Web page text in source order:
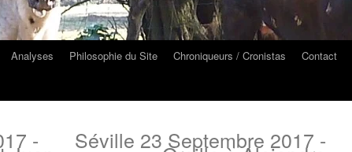
Analyses Philosophie du Site Chroniqueurs / Cronistas Contact
- Séville 23 Septembre 2017 -